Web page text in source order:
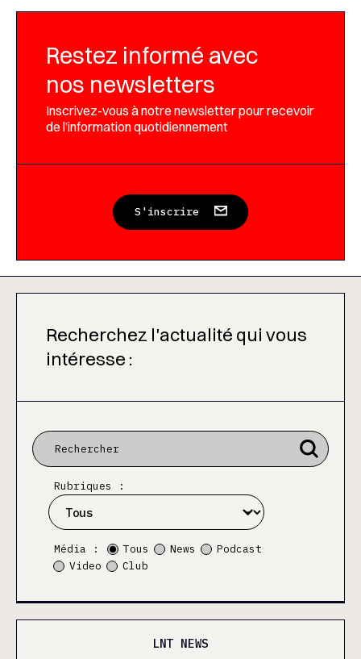
Restez informé avec
nos newsletters
Inscrivez-vous à notre newsletter pour recevoir
de l’information quotidiennement
S'inscrire
Recherchez l'actualité qui vous
intéresse :
Rubriques :
Média : Tous News
Podcast
Video
Club
LNT NEWS